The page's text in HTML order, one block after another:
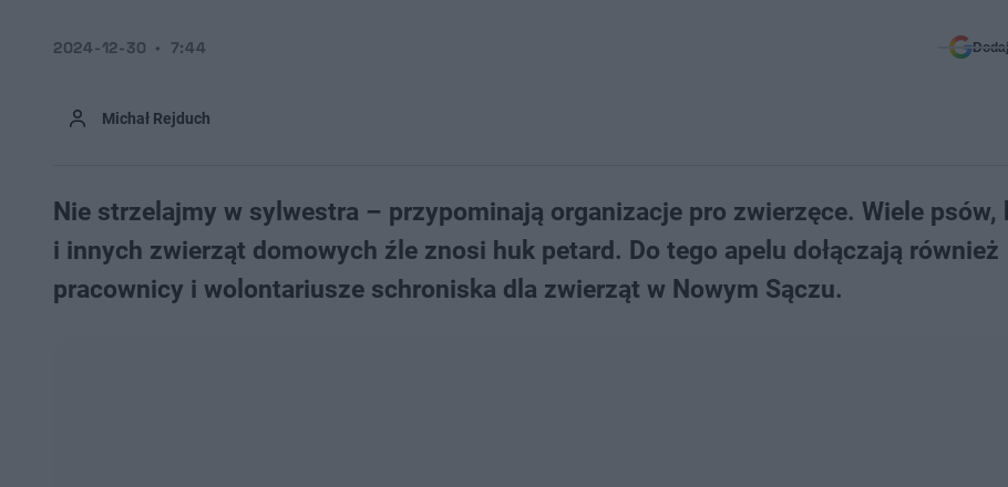
Michał Rejduch
2024-12-30 7:44
Nie strzelajmy w sylwestra – przypominają organizacje pro zwierzęce. Wiele psów,
i innych zwierząt domowych źle znosi huk petard. Do tego apelu dołączają również
pracownicy i wolontariusze schroniska dla zwierząt w Nowym Sączu.